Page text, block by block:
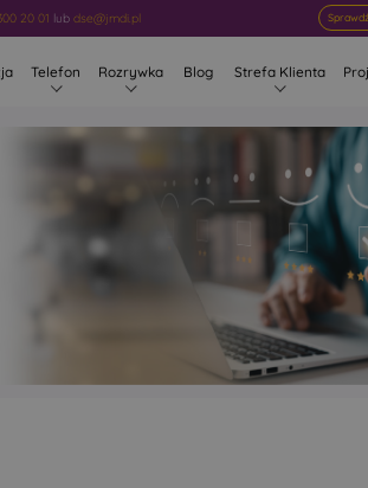
20 01 lubdse@jmdi.pl
Telefon Rozrywka Blog Strefa Klienta
HBO